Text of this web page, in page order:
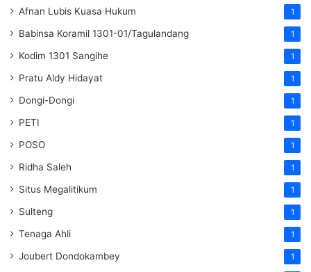
Afnan Lubis Kuasa Hukum 1
Babinsa Koramil 1301-01/Tagulandang 1
Kodim 1301 Sangihe 1
Pratu Aldy Hidayat 1
Dongi-Dongi 1
PETI 1
POSO 1
Ridha Saleh 1
Situs Megalitikum 1
Sulteng 1
Tenaga Ahli 1
Joubert Dondokambey 1